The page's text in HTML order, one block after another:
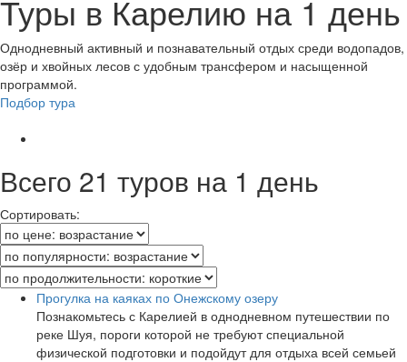
Туры в Карелию на 1 день
Однодневный активный и познавательный отдых среди водопадов,
озёр и хвойных лесов с удобным трансфером и насыщенной
программой.
Подбор тура
Всего 21 туров на 1 день
Сортировать:
Прогулка на каяках по Онежскому озеру
Познакомьтесь с Карелией в однодневном путешествии по
реке Шуя, пороги которой не требуют специальной
физической подготовки и подойдут для отдыха всей семьей